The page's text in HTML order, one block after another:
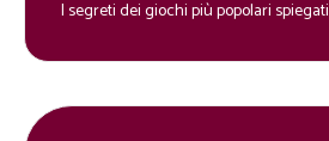
I segreti dei giochi più popolari spiegati